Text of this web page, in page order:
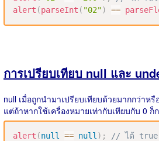
alert (parseInt ( "02") ==
การเปรียบเทียบ null และ
null เมื่อถูกนำมาเปรียบเทียบด้วยมากกว่าห
แต่ถ้าหากใช้เครื่องหมายเท่ากับเทียบกับ 0 ก็
alert (null == null ) ;
// ได้ true